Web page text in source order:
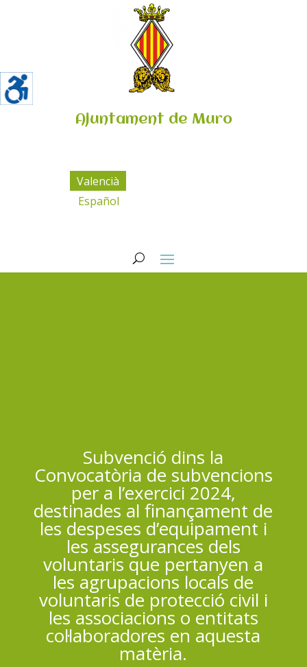
Ajuntament de Muro
Valencià
Español
Subvenció dins la
Convocatòria de subvencions
per a l’exercici 2024,
destinades al finançament de
les despeses d’equipament i
les assegurances dels
voluntaris que pertanyen a
les agrupacions locals de
voluntaris de protecció civil i
les associacions o entitats
col·laboradores en aquesta
matèria.